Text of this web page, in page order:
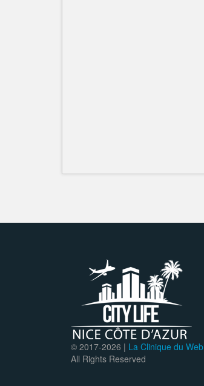
© 2017-2026 | La Clinique du Web
All Rights Reserved